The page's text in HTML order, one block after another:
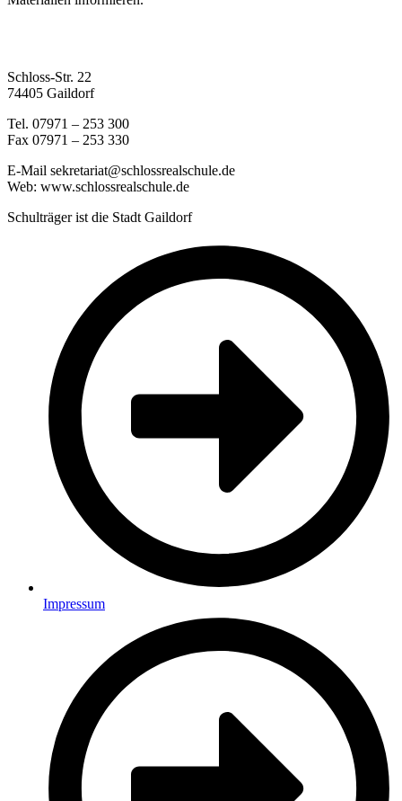
Schloss-Str. 22
74405 Gaildorf
Tel. 07971 – 253 300
Fax 07971 – 253 330
E-Mail sekretariat@schlossrealschule.de
Web: www.schlossrealschule.de
Schulträger ist die Stadt Gaildorf
Impressum